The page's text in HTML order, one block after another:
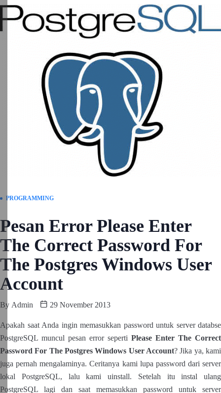
PROGRAMMING
Pesan Error Please Enter
The Correct Password For
The Postgres Windows User
Account
By Admin 29 November 2013
Apakah saat Anda ingin memasukkan password untuk server databse
PostgreSQL muncul pesan error seperti Please Enter The Correct
Password For The Postgres Windows User Account? Jika ya, kami
juga pernah mengalaminya. Ceritanya kami lupa password dari server
lokal PostgreSQL, lalu kami uinstall. Setelah itu instal ulang
PostgreSQL lagi dan saat memasukkan password untuk server